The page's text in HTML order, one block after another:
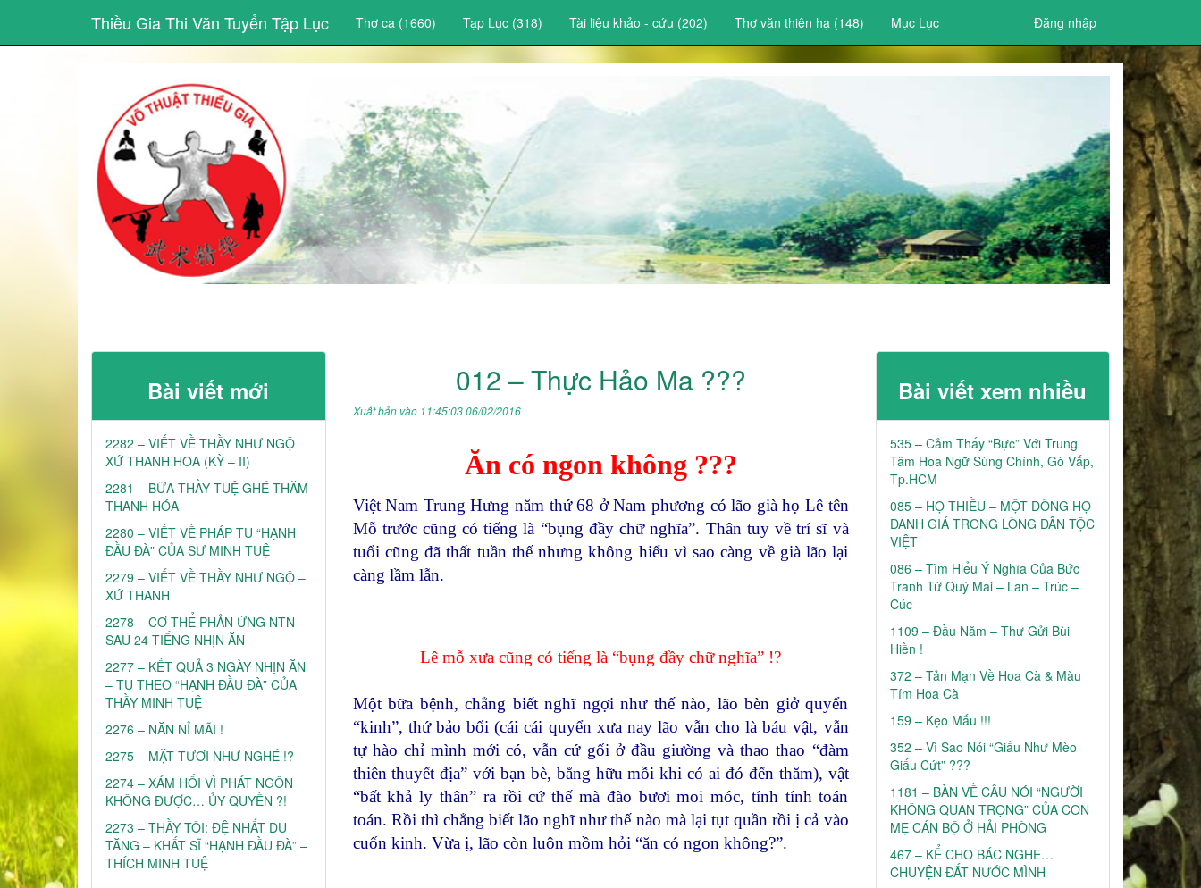
Thiều Gia Thi Văn Tuyển Tập Lục Thơ ca (1660) Tạp Lục (318) Tài liệu khảo - cứu (202) Thơ văn thiên hạ (148) Mục Lục Đăng nhập
Bài viết mới
2282 – VIẾT VỀ THẦY NHƯ NGỘ
XỨ THANH HOA (KỲ – II)
2281 – BỮA THẦY TUỆ GHÉ THĂM
THANH HÓA
2280 – VIẾT VỀ PHÁP TU “HẠNH
ĐẦU ĐÀ” CỦA SƯ MINH TUỆ
2279 – VIẾT VỀ THẦY NHƯ NGỘ –
XỨ THANH
2278 – CƠ THỂ PHẢN ỨNG NTN –
SAU 24 TIẾNG NHỊN ĂN
2277 – KẾT QUẢ 3 NGÀY NHỊN ĂN
– TU THEO “HẠNH ĐẦU ĐÀ” CỦA
THẦY MINH TUỆ
2276 – NĂN NỈ MÃI !
2275 – MẶT TƯƠI NHƯ NGHÉ !?
2274 – XÁM HỐI VÌ PHÁT NGÔN
KHÔNG ĐƯỢC… ỦY QUYỀN ?!
2273 – THẦY TÔI: ĐỆ NHẤT DU
TĂNG – KHẤT SĨ “HẠNH ĐẦU ĐÀ” –
THÍCH MINH TUỆ
012 – Thực Hảo Ma ???
Xuất bản vào 11:45:03 06/02/2016
Ăn có ngon không ???
Việt Nam Trung Hưng năm thứ 68 ở Nam phương có lão già họ Lê tên
Mỗ trước cũng có tiếng là “bụng đầy chữ nghĩa”. Thân tuy về trí sĩ và
tuổi cũng đã thất tuần thế nhưng không hiểu vì sao càng về già lão lại
càng lầm lẫn.
Lê mỗ xưa cũng có tiếng là “bụng đầy chữ nghĩa” !?
Một bữa bệnh, chẳng biết nghĩ ngợi như thế nào, lão bèn giở quyển
“kinh”, thứ bảo bối (cái cái quyển xưa nay lão vẫn cho là báu vật, vẫn
tự hào chỉ mình mới có, vẫn cứ gối ở đầu giường và thao thao “đàm
thiên thuyết địa” với bạn bè, bằng hữu mỗi khi có ai đó đến thăm), vật
“bất khả ly thân” ra rồi cứ thế mà đào bươi moi móc, tính tính toán
toán. Rồi thì chẳng biết lão nghĩ như thế nào mà lại tụt quần rồi ị cả vào
cuốn kinh. Vừa ị, lão còn luôn mồm hỏi “ăn có ngon không?”.
Bài viết xem nhiều
535 – Cảm Thấy “Bực” Với Trung
Tâm Hoa Ngữ Sùng Chính, Gò Vấp,
Tp.HCM
085 – HỌ THIỀU – MỘT DÒNG HỌ
DANH GIÁ TRONG LÒNG DÂN TỘC
VIỆT
086 – Tìm Hiểu Ý Nghĩa Của Bức
Tranh Tứ Quý Mai – Lan – Trúc –
Cúc
1109 – Đầu Năm – Thư Gửi Bùi
Hiền !
372 – Tản Mạn Về Hoa Cà & Màu
Tím Hoa Cà
159 – Kẹo Mấu !!!
352 – Vì Sao Nói “Giấu Như Mèo
Giấu Cứt” ???
1181 – BÀN VỀ CÂU NÓI “NGƯỜI
KHÔNG QUAN TRỌNG” CỦA CON
MẸ CÁN BỘ Ở HẢI PHÒNG
467 – KỂ CHO BÁC NGHE…
CHUYỆN ĐẤT NƯỚC MÌNH